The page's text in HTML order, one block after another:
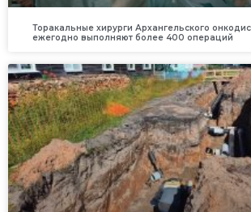
Торакальные хирурги Архангельского
ежегодно выполняют более 400 операций